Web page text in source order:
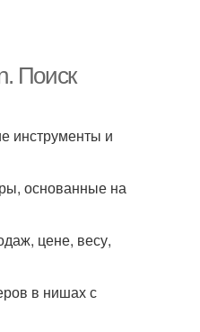
Поиск
инструменты и
основанные на
цене, весу,
в нишах с